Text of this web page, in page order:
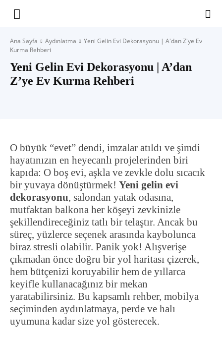
Yaşam
Ana Sayfa Aydınlatma
Yeni Gelin Evi Dekorasyonu | A'dan Z'ye Ev
Kurma Rehberi
Yeni Gelin Evi Dekorasyonu | A’dan
Z’ye Ev Kurma Rehberi
O büyük “evet” dendi, imzalar atıldı ve şimdi
hayatınızın en heyecanlı projelerinden biri
kapıda: O boş evi, aşkla ve zevkle dolu sıcacık
bir yuvaya dönüştürmek! Yeni gelin evi
dekorasyonu, salondan yatak odasına,
mutfaktan balkona her köşeyi zevkinizle
şekillendireceğiniz tatlı bir telaştır. Ancak bu
süreç, yüzlerce seçenek arasında kaybolunca
biraz stresli olabilir. Panik yok! Alışverişe
çıkmadan önce doğru bir yol haritası çizerek,
hem bütçenizi koruyabilir hem de yıllarca
keyifle kullanacağınız bir mekan
yaratabilirsiniz. Bu kapsamlı rehber, mobilya
seçiminden aydınlatmaya, perde ve halı
uyumuna kadar size yol gösterecek.